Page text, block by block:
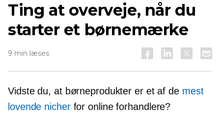
Ting at overveje, når du
starter et børnemærke
9 min læses
Vidste du, at børneprodukter er et af de mest
lovende nicherfor online forhandlere?